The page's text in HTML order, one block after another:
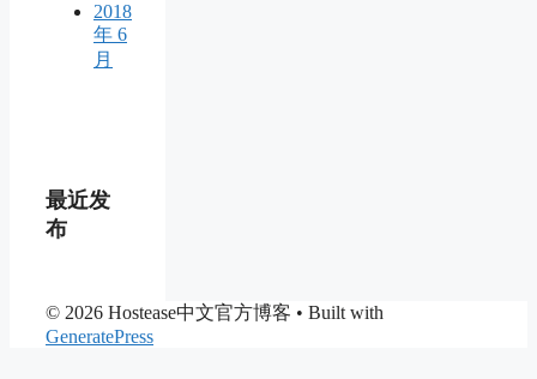
2018
年 6
月
最近发
布
© 2026 Hostease中文官方博客 • Built with
GeneratePress